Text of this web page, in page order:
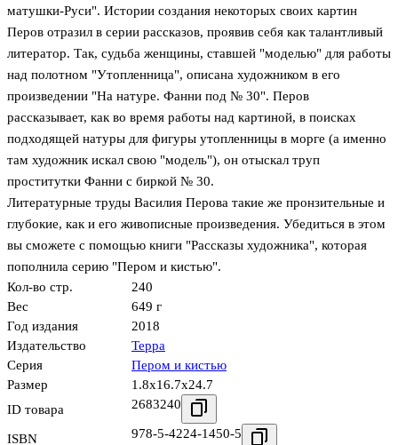
матушки-Руси". Истории создания некоторых своих картин
Перов отразил в серии рассказов, проявив себя как талантливый
литератор. Так, судьба женщины, ставшей "моделью" для работы
над полотном "Утопленница", описана художником в его
произведении "На натуре. Фанни под № 30". Перов
рассказывает, как во время работы над картиной, в поисках
подходящей натуры для фигуры утопленницы в морге (а именно
там художник искал свою "модель"), он отыскал труп
проститутки Фанни с биркой № 30.
Литературные труды Василия Перова такие же пронзительные и
глубокие, как и его живописные произведения. Убедиться в этом
вы сможете с помощью книги "Рассказы художника", которая
пополнила серию "Пером и кистью".
Кол-во стр.
240
Вес
649 г
Год издания
2018
Издательство
Терра
Серия
Пером и кистью
Размер
1.8x16.7x24.7
ID товара
2683240
ISBN 978-5-4224-1450-5